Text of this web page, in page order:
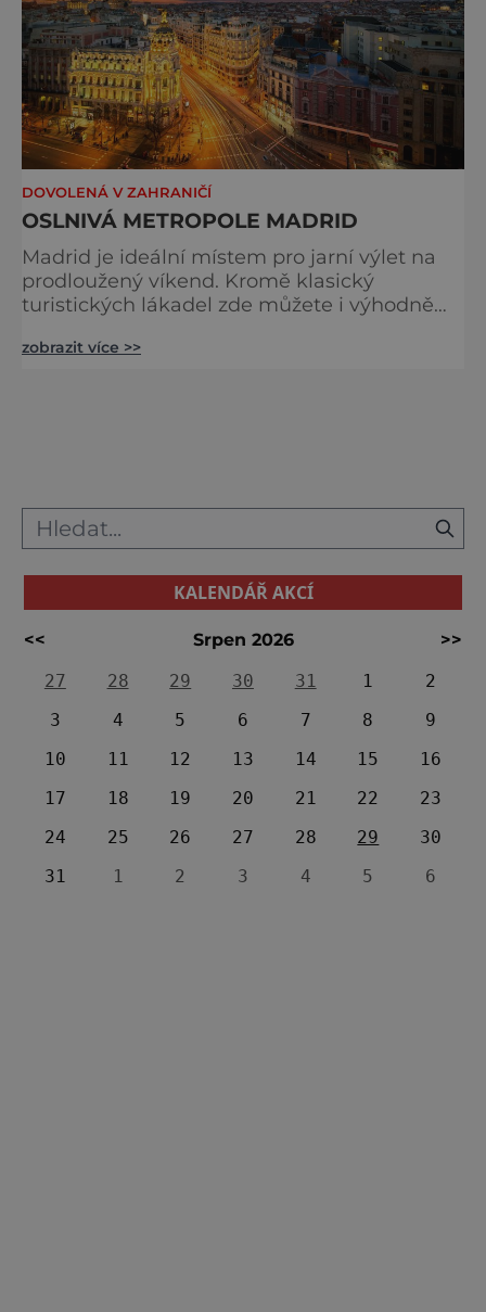
DOVOLENÁ V ZAHRANIČÍ
OSLNIVÁ METROPOLE MADRID
Madrid je ideální místem pro jarní výlet na
prodloužený víkend. Kromě klasický
turistických lákadel zde můžete i výhodně
fotbalového klubu Real Madrid. Hlavní město
zobrazit více >>
KALENDÁŘ AKCÍ
<< Srpen 2026
>>
27
28 29 30 31 1
2
3
4 5 6 7 8
9
10
11 12 13 14 15
16
17
18 19 20 21 22
23
24
25 26 27 28 29
30
31
1 2 3 4 5 6